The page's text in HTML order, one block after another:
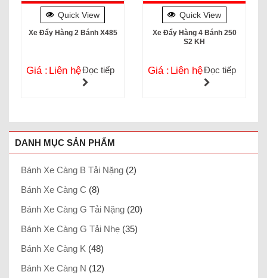
Quick View
Xe Đẩy Hàng 2 Bánh X485
Giá : Liên hệĐọc tiếp
Quick View
Xe Đẩy Hàng 4 Bánh 250
S2 KH
Giá : Liên hệĐọc tiếp
DANH MỤC SẢN PHẨM
Bánh Xe Càng B Tải Nặng (2)
Bánh Xe Càng C (8)
Bánh Xe Càng G Tải Nặng (20)
Bánh Xe Càng G Tải Nhẹ (35)
Bánh Xe Càng K (48)
Bánh Xe Càng N (12)